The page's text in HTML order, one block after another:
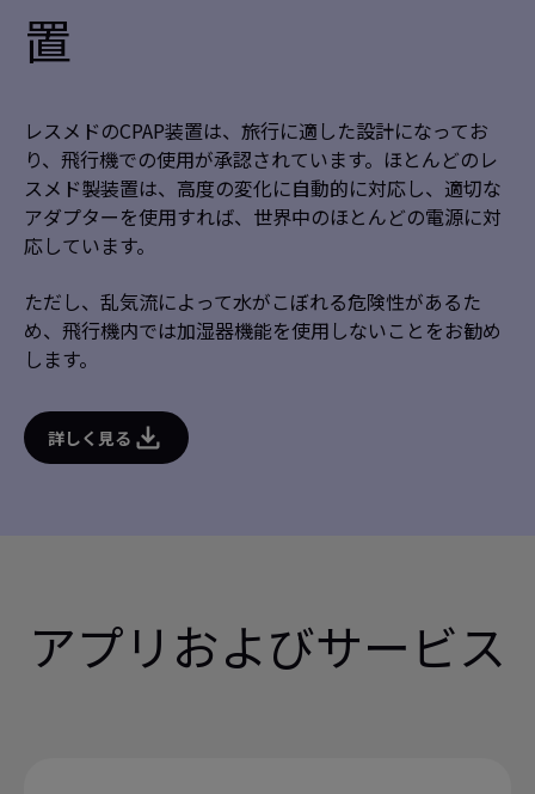
置
レスメドのCPAP装置は、旅行に適した設計になってお
り、飛行機での使用が承認されています。ほとんどのレ
スメド製装置は、高度の変化に自動的に対応し、適切な
アダプターを使用すれば、世界中のほとんどの電源に対
応しています。
ただし、乱気流によって水がこぼれる危険性があるた
め、飛行機内では加湿器機能を使用しないことをお勧め
します。
詳しく見る
アプリおよびサービス